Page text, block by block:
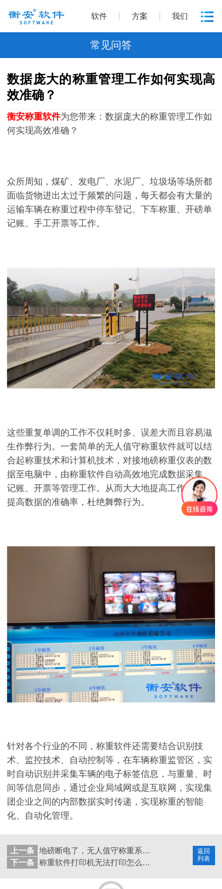
软件 方案 我们
常见问答
数据庞大的称重管理工作如何实现高
效准确？
衡安称重软件为您带来：数据庞大的称重管理工作如
何实现高效准确？
众所周知，煤矿、发电厂、水泥厂、垃圾场等场所都
面临货物进出太过于频繁的问题，每天都会有大量的
运输车辆在称重过程中停车登记、下车称重、开磅单
记账、手工开票等工作。
这些重复单调的工作不仅耗时多、误差大而且容易滋
生作弊行为。一套简单的无人值守称重软件就可以结
合起称重技术和计算机技术，对接地磅称重仪表的数
据至电脑中，由称重软件自动高效地完成数据采集、
记账、开票等管理工作。从而大大地提高工作效率，
提高数据的准确率，杜绝舞弊行为。
针对各个行业的不同，称重软件还需要结合识别技
术、监控技术、自动控制等，在车辆称重监管区，实
时自动识别并采集车辆的电子标签信息，与重量、时
间等信息同步，通过企业局域网或是互联网，实现集
团企业之间的内部数据实时传递，实现称重的智能
化、自动化管理。
返回
列表
上一条
地磅断电了，无人值守称重系统还能继续工作吗？
下一条
称重软件打印机无法打印怎么解决